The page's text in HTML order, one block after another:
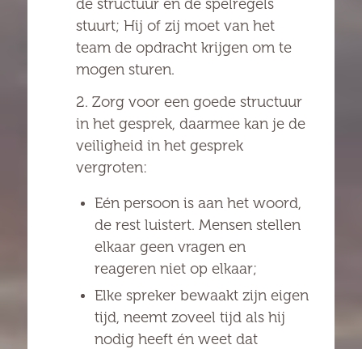
stuurt; Hij of zij moet van het
team de opdracht krijgen om te
mogen sturen.
2. Zorg voor een goede structuur
in het gesprek, daarmee kan je de
veiligheid in het gesprek
vergroten:
Eén persoon is aan het woord,
de rest luistert. Mensen stellen
elkaar geen vragen en
reageren niet op elkaar;
Elke spreker bewaakt zijn eigen
tijd, neemt zoveel tijd als hij
nodig heeft én weet dat